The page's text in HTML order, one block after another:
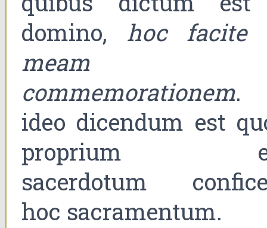
domino, hoc facite
meam
commemorationem.
ideo dicendum est
proprium
sacerdotum
hoc sacramentum.